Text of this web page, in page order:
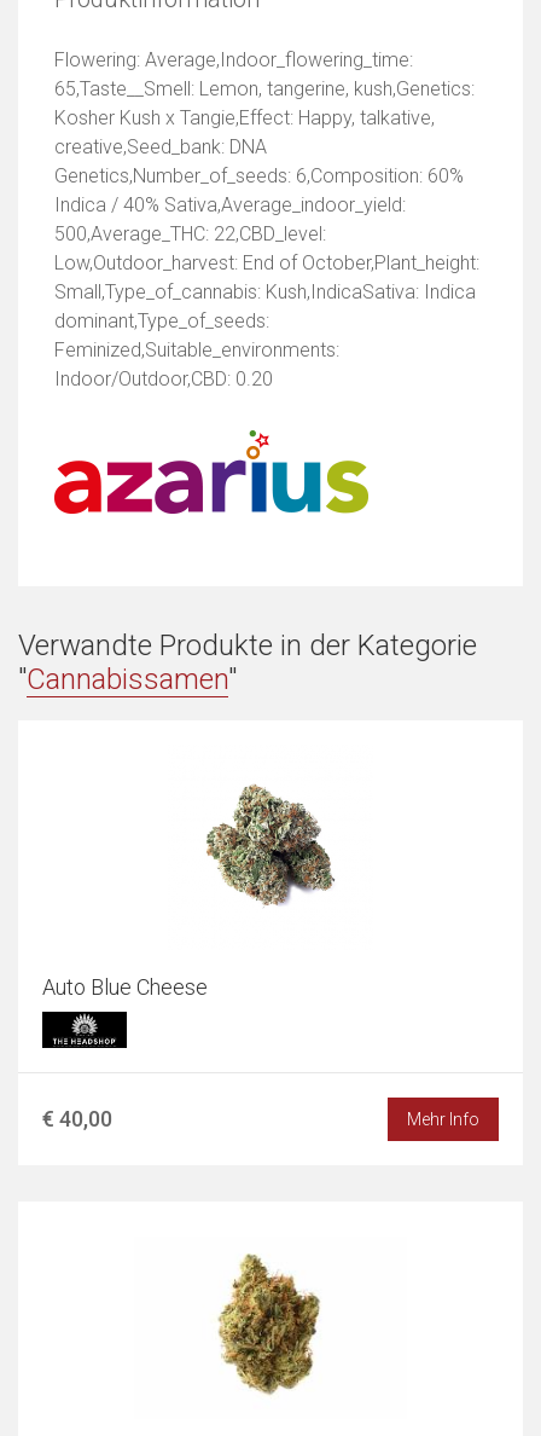
Flowering: Average,Indoor_flowering_time:
65,Taste__Smell: Lemon, tangerine, kush,Genetics:
Kosher Kush x Tangie,Effect: Happy, talkative,
creative,Seed_bank: DNA
Genetics,Number_of_seeds: 6,Composition: 60%
Indica / 40% Sativa,Average_indoor_yield:
500,Average_THC: 22,CBD_level:
Low,Outdoor_harvest: End of October,Plant_height:
Small,Type_of_cannabis: Kush,IndicaSativa: Indica
dominant,Type_of_seeds:
Feminized,Suitable_environments:
Indoor/Outdoor,CBD: 0.20
Verwandte Produkte in der Kategorie
"Cannabissamen"
Auto Blue Cheese
€ 40,00 Mehr Info